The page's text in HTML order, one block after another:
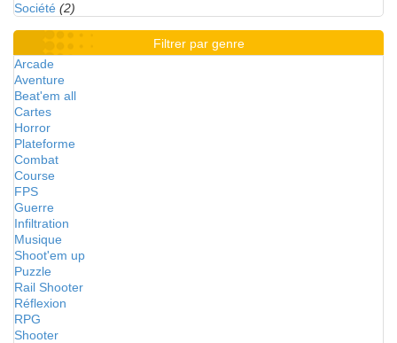
Société (2)
Filtrer par genre
Arcade
Aventure
Beat'em all
Cartes
Horror
Plateforme
Combat
Course
FPS
Guerre
Infiltration
Musique
Shoot'em up
Puzzle
Rail Shooter
Réflexion
RPG
Shooter